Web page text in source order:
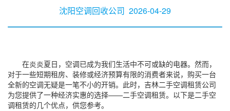
沈阳空调回收公司 2026-04-29
在炎炎夏日，空调已成为我们生活中不可或缺的电器。然而，
对于一些短期租房、装修或经济预算有限的消费者来说，购买一台
全新的空调无疑是一笔不小的开销。此时，吉林二手空调租赁公司
为您提供了一种经济实惠的选择——二手空调租赁。以下是二手空
调租赁的几个优点，供您参考。